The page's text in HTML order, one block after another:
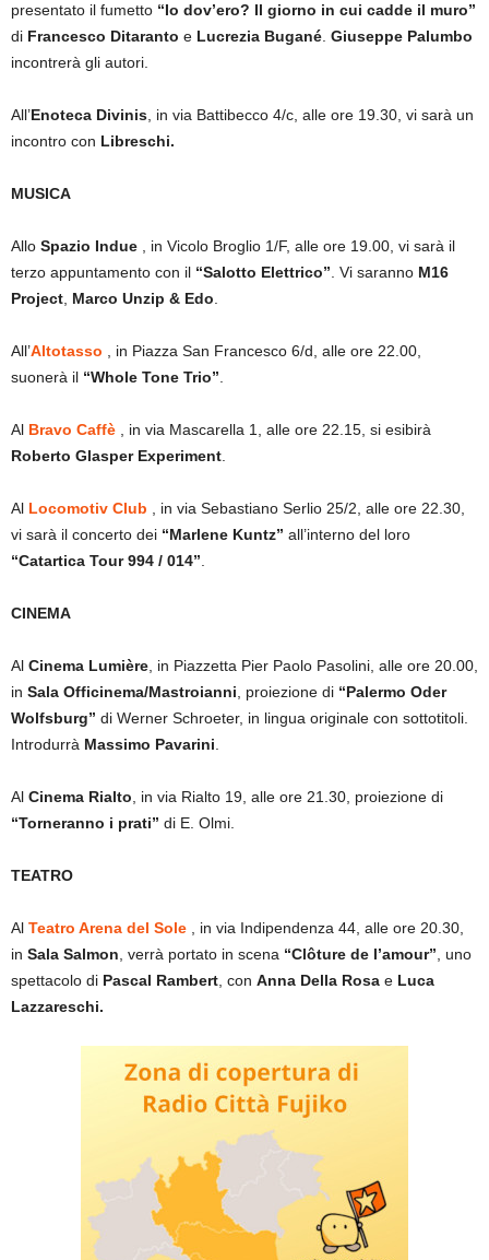
presentato il fumetto “Io dov’ero? Il giorno in cui cadde il muro”
di Francesco Ditaranto e Lucrezia Bugané Giuseppe Palumbo
incontrerà gli autori.
All’Enoteca Divinis , in via Battibecco 4/c, alle ore 19.30, vi sarà un
incontro con Libreschi.
MUSICA
Allo Spazio Indue , in Vicolo Broglio 1/F, alle ore 19.00, vi sarà il
terzo appuntamento con il “Salotto Elettrico” . Vi saranno M16
Project Marco Unzip & Edo
All’Altotasso
, in Piazza San Francesco 6/d, alle ore 22.00,
suonerà il “Whole Tone Trio”
Al Bravo Caffè
, in via Mascarella 1, alle ore 22.15, si esibirà
Roberto Glasper Experiment
Al Locomotiv Club
, in via Sebastiano Serlio 25/2, alle ore 22.30,
vi sarà il concerto dei “Marlene Kuntz” all’interno del loro
“Catartica Tour 994 / 014”
CINEMA
Al Cinema Lumière , in Piazzetta Pier Paolo Pasolini, alle ore 20.00,
in Sala Officinema/Mastroianni , proiezione di “Palermo Oder
Wolfsburg” di Werner Schroeter, in lingua originale con sottotitoli.
Introdurrà Massimo Pavarini
Al Cinema Rialto , in via Rialto 19, alle ore 21.30, proiezione di
“Torneranno i prati” di E. Olmi.
TEATRO
Al Teatro Arena del Sole
, in via Indipendenza 44, alle ore 20.30,
in Sala Salmon , verrà portato in scena “Clôture de l’amour” , uno
spettacolo di Pascal Rambert , con Anna Della Rosa e Luca
Lazzareschi.